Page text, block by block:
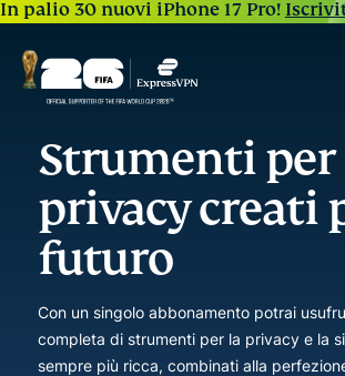
In palio 30 nuovi iPhone 17 Pro!
Strumenti per
privacy creati
futuro
Con un singolo abbonamento potrai
completa di strumenti per la privacy e la
sempre più ricca, combinati alla